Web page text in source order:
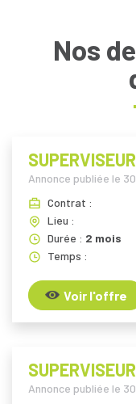
Nos
Annonce publiée le
Contrat :
Lieu :
Durée : 2 mois
Temps :
Voir l'offre
Annonce publiée le